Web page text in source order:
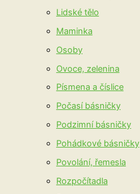
Lidské tělo
Maminka
Osoby
Ovoce, zelenina
Písmena a číslice
Počasí básničky
Podzimní básničky
Pohádkové básničky
Povolání, řemesla
Rozpočítadla